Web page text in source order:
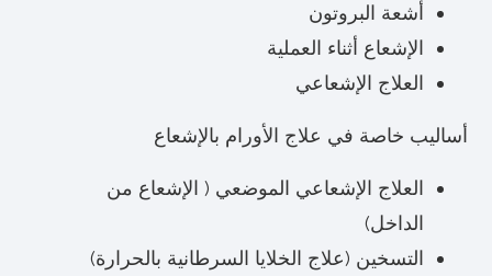
أشعة البروتون
الإشعاع أثناء العملية
العلاج الإشعاعي
أساليب خاصة في علاج الأورام بالإشعاع
العلاج الإشعاعي الموضعي ( الإشعاع من
الداخل)
التسخين (علاج الخلايا السرطانية بالحرارة)